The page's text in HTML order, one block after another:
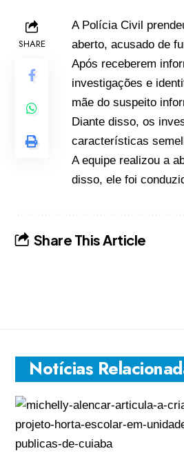
SHARE
A Polícia Civil
aberto, acusado de
Após receberem
investigações e
mãe do suspeito
Diante disso, os
características
A equipe realizou a
disso, ele foi
Share This Article
Notícias